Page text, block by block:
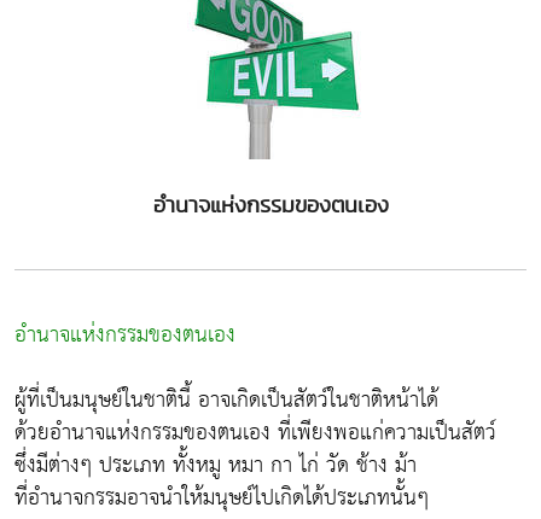
อำนาจแห่งกรรมของตนเอง
อำนาจแห่งกรรมของตนเอง
ผู้ที่เป็นมนุษย์ในชาตินี้ อาจเกิดเป็นสัตว์ในชาติหน้าได้
ด้วยอำนาจแห่งกรรมของตนเอง ที่เพียงพอแก่ความเป็นสัตว์
ซึ่งมีต่างๆ ประเภท ทั้งหมู หมา กา ไก่ วัด ช้าง ม้า
ที่อำนาจกรรมอาจนำให้มนุษย์ไปเกิดได้ประเภทนั้นๆ